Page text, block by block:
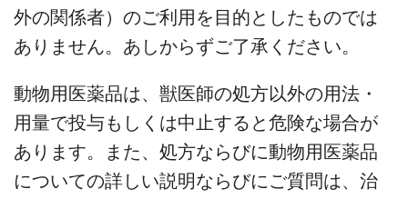
外の関係者）のご利用を目的としたものでは
ありません。あしからずご了承ください。
動物用医薬品は、獣医師の処方以外の用法・
用量で投与もしくは中止すると危険な場合が
あります。また、処方ならびに動物用医薬品
についての詳しい説明ならびにご質問は、治